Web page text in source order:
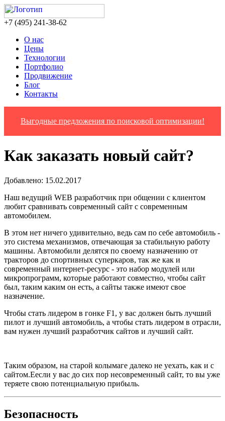
‎+7 (495) 241-38-62
О нас
Цены
Технологии
Портфолио
Продвижение
Блог
Контакты
Выгодные предложения по поисковой оптимизации!
Как заказать новый сайт?
Добавлено: 15.02.2017
Наш ведущий WEB разработчик при общении с клиентом
любит сравнивать современный сайт с современным
автомобилем.
В этом нет ничего удивительно, ведь сам по себе автомобиль -
это система механизмов, отвечающая за стабильную работу
машины. Автомобили делятся по своему назначению от
тракторов до спортивных суперкаров, так же как и
современный интернет-ресурс - это набор модулей или
микропрограмм, которые работают совместно, чтобы сайт
был, таким каким он есть, а сайты также имеют свое
назначение.
Чтобы стать лидером в гонке F1, у вас должен быть лучший
пилот и лучший автомобиль, а чтобы стать лидером в отрасли,
вам нужен лучший разработчик сайтов и лучший сайт.
Таким образом, на старой колымаге далеко не уехать, как и с
сайтом.Еесли у вас до сих пор несовременный сайт, то вы уже
теряете свою потенциальную прибыль.
Безопасность